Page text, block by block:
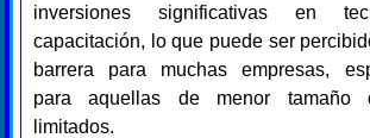
inversiones significativas en
capacitación, lo que puede ser
barrera para muchas empresas,
para aquellas de menor tamaño
limitados.